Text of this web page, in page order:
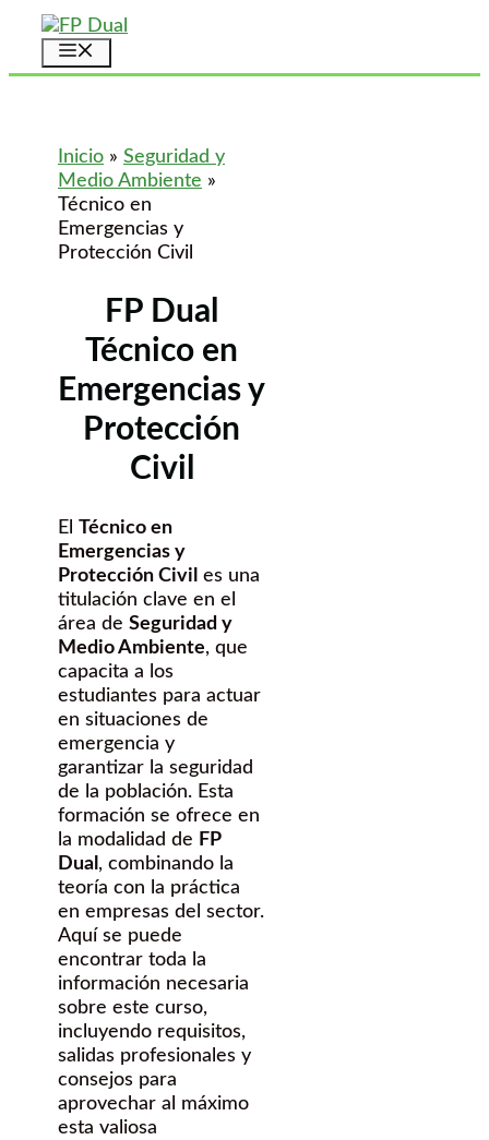
Saltar
contenido
Inicio » Seguridad y
Medio Ambiente »
Técnico en
Emergencias y
Protección Civil
FP Dual
Técnico en
Emergencias y
Protección
Civil
El Técnico en
Emergencias y
Protección Civil es una
titulación clave en el
área de Seguridad y
Medio Ambiente, que
capacita a los
estudiantes para actuar
en situaciones de
emergencia y
garantizar la seguridad
de la población. Esta
formación se ofrece en
la modalidad de FP
Dual , combinando la
teoría con la práctica
en empresas del sector.
Aquí se puede
encontrar toda la
información necesaria
sobre este curso,
incluyendo requisitos,
salidas profesionales y
consejos para
aprovechar al máximo
esta valiosa